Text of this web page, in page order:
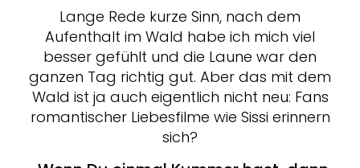
Lange Rede kurze Sinn, nach dem
Aufenthalt im Wald habe ich mich viel
besser gefühlt und die Laune war den
ganzen Tag richtig gut. Aber das mit dem
Wald ist ja auch eigentlich nicht neu: Fans
romantischer Liebesfilme wie Sissi erinnern
sich?